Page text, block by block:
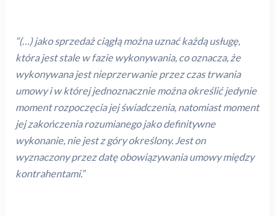
“(…) jako sprzedaż ciągłą można uznać każdą usługę,
która jest stale w fazie wykonywania, co oznacza, że
wykonywana jest nieprzerwanie przez czas trwania
umowy i w której jednoznacznie można określić jedynie
moment rozpoczęcia jej świadczenia, natomiast moment
jej zakończenia rozumianego jako definitywne
wykonanie, nie jest z góry określony. Jest on
wyznaczony przez datę obowiązywania umowy między
kontrahentami.”